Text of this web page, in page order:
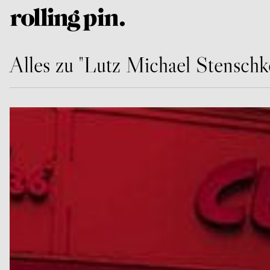
Alles zu "Lutz Michael